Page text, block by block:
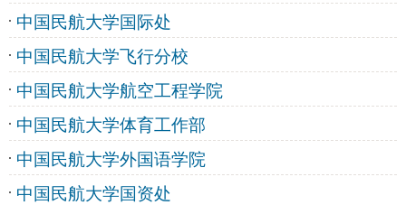
中国民航大学国际处
中国民航大学飞行分校
中国民航大学航空工程学院
中国民航大学体育工作部
中国民航大学外国语学院
中国民航大学国资处